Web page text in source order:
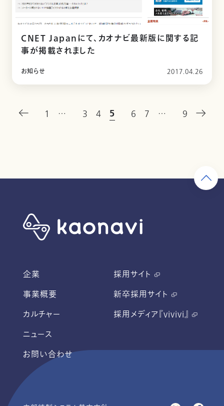
CNET Japanにて、カオナビ最新版に関する記
事が掲載されました
お知らせ 2017.04.26
1 … 3 4 5 6 7 … 9
企業
事業概要
カルチャー
ニュース
お問い合わせ
採用サイト
新卒採用サイト
採用メディア『vivivi』